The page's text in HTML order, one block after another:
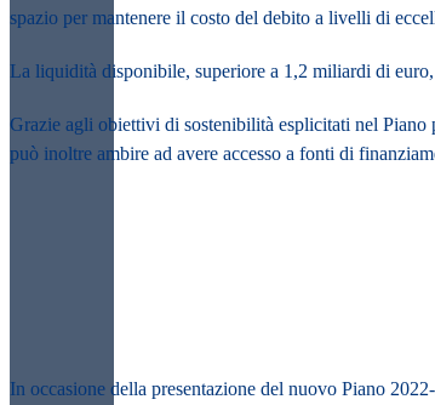
spazio per mantenere il costo del debito a livelli di
La liquidità disponibile, superiore a 1,2 miliardi di
Grazie agli obiettivi di sostenibilità esplicitati nel Piano
può inoltre ambire ad avere accesso a fonti di
In occasione della presentazione del nuovo Piano